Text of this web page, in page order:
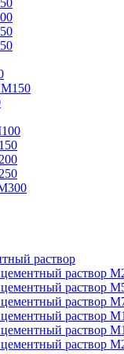
М150
раствор
раствор
раствор
раствор
раствор
раствор
раствор